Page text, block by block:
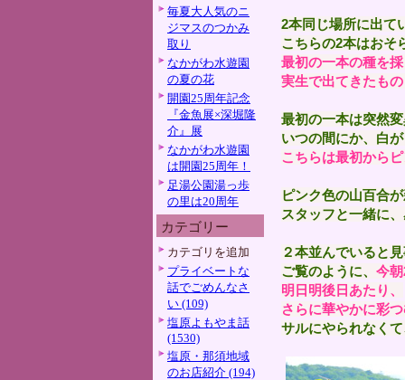
毎夏大人気のニ
ジマスのつかみ
取り
なかがわ水遊園
の夏の花
開園25周年記念
『金魚展×深堀隆
介』展
なかがわ水遊園
は開園25周年！
足湯公園湯っ歩
の里は20周年
カテゴリー
カテゴリを追加
プライベートな
話でごめんなさ
い (109)
塩原よもやま話
(1530)
塩原・那須地域
のお店紹介 (194)
2本同じ場所に出て
こちらの2本はおそ
最初の一本の種を
実生で出てきたもの
最初の一本は突然
いつの間にか、白
こちらは最初から
ピンク色の山百合
スタッフと一緒に
２本並んでいると
ご覧のように、 今
明日明後日あたり、
さらに華やかに彩
サルにやられなく